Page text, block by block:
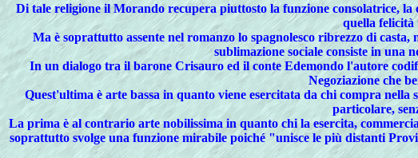
Di tale religione il Morando recupera piuttosto la funzione consolatrice,
quella felicità
Ma è soprattutto assente nel romanzo lo spagnolesco ribrezzo di
sublimazione sociale consiste in una
Inun dialogo tra il barone Crisauro ed il conte Edemondo l'autore
Negoziazione che
Quest'ultima è arte bassa in quanto viene esercitata da chi compra
particolare,
La prima è al contrario arte nobilissima in quanto chi la esercita,
soprattutto svolge una funzione mirabile poiché "unisce le più distanti